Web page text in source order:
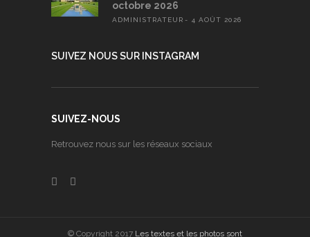
octobre 2026
ADMINISTRATEUR 4 AOÛT 2026
SUIVEZ NOUS SUR INSTAGRAM
SUIVEZ-NOUS
Retrouvez nous sur les réseaux sociaux
© Copyright 2017 Les textes et les photos sont